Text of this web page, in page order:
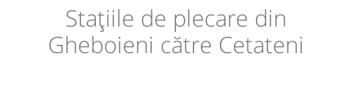
Stațiile de plecare din
Gheboieni către Cetateni